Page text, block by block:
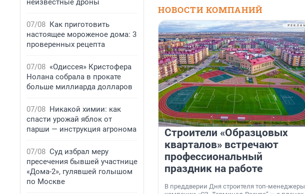
неизвестные дроны
07/08 Как приготовить
настоящее мороженое дома: 3
проверенных рецепта
07/08 «Одиссея» Кристофера
Нолана собрала в прокате
больше миллиарда долларов
07/08 Никакой химии: как
спасти урожай яблок от
парши — инструкция агронома
07/08 Суд избрал меру
пресечения бывшей участнице
«Дома-2», гулявшей голышом
по Москве
НОВОСТИ КОМПАНИЙ
Строители «Образцовых
кварталов» встречают
профессиональный
праздник на работе
В преддверии Дня строителя топ-менеджеры